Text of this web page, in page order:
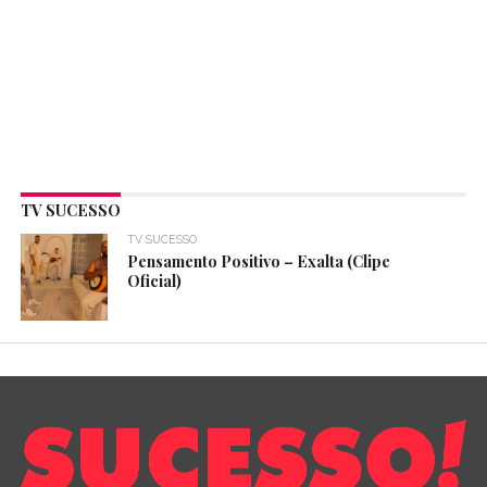
TV SUCESSO
TV SUCESSO
Pensamento Positivo – Exalta (Clipe
Oficial)